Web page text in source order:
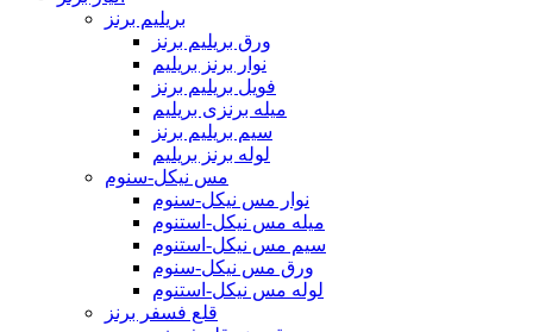
بریلیم برنز
ورق بریلیم برنز
نوار برنز بریلیم
فویل بریلیم برنز
میله برنزی بریلیم
سیم بریلیم برنز
لوله برنز بریلیم
مس نیکل-سنوم
نوار مس نیکل-سنوم
میله مس نیکل-استنوم
سیم مس نیکل-استنوم
ورق مس نیکل-سنوم
لوله مس نیکل-استنوم
قلع فسفر برنز